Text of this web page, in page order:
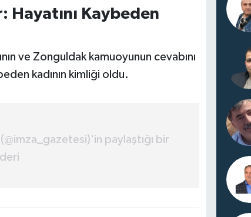
Hayatını Kaybeden
ve Zonguldak kamuoyunun cevabını
kadının kimliği oldu.
paylaştığı bir